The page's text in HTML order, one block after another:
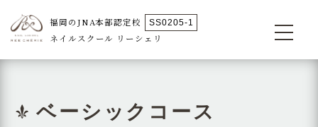
福岡のJNA本部認定校 SS0205-1
ネイルスクール リーシェリ
スクール紹介
講師紹介
ベーシックコース